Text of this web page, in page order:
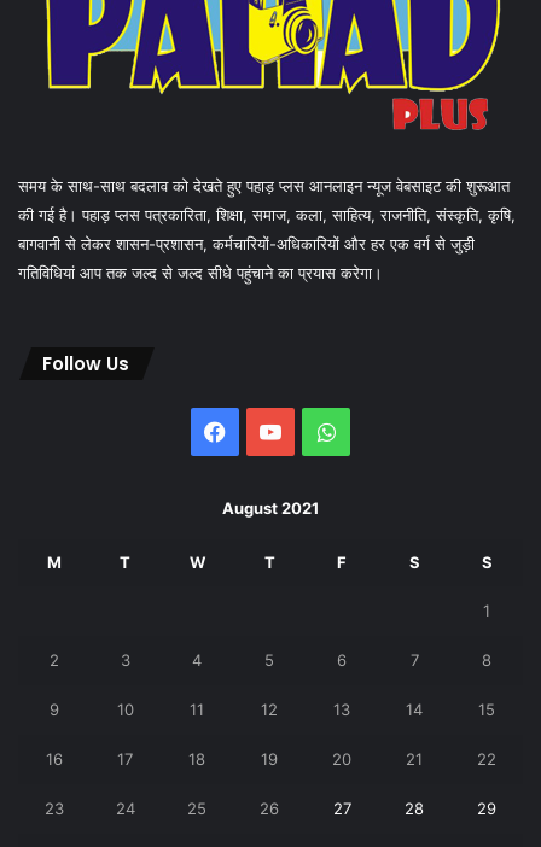
समय के साथ-साथ बदलाव को देखते हुए पहाड़ प्लस आनलाइन न्यूज वेबसाइट की शुरूआत
की गई है। पहाड़ प्लस पत्रकारिता, शिक्षा, समाज, कला, साहित्य, राजनीति, संस्कृति, कृषि,
बागवानी से लेकर शासन-प्रशासन, कर्मचारियों-अधिकारियों और हर एक वर्ग से जुड़ी
गतिविधियां आप तक जल्द से जल्द सीधे पहुंचाने का प्रयास करेगा।
Follow Us
FacebookYouTubeWhatsApp
August 2021
M T W T F S S
1
2 3 4 5 6 7 8
9 10 11 12 13 14 15
16 17 18 19 20 21 22
23 24 25 26 27 28 29